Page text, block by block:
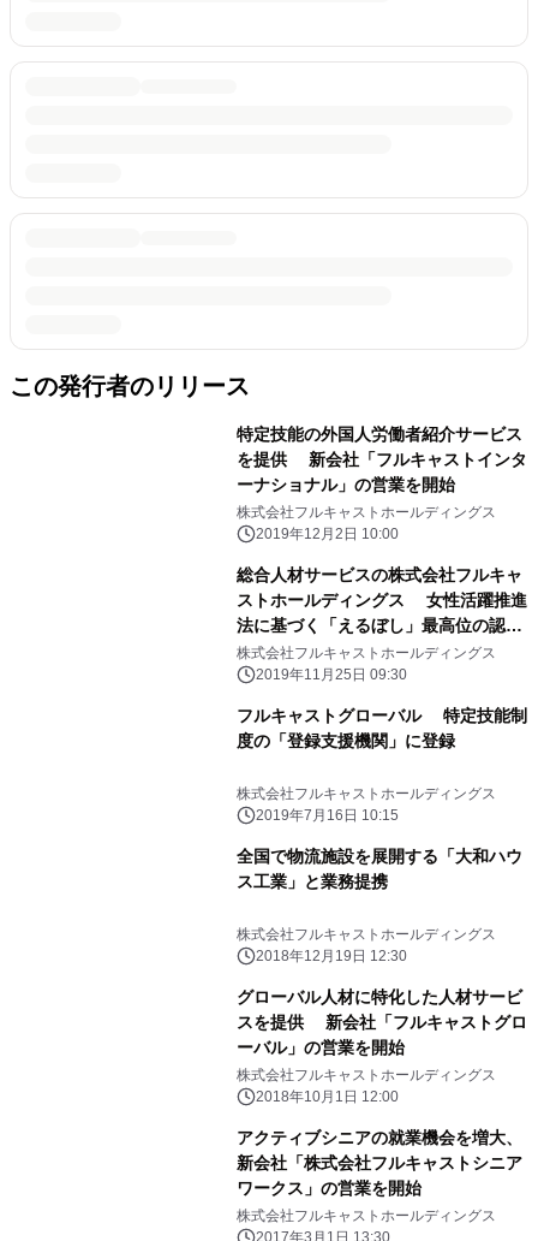
この発行者のリリース
特定技能の外国人労働者紹介サービス
を提供 新会社「フルキャストインタ
ーナショナル」の営業を開始
株式会社フルキャストホールディングス
2019年12月2日 10:00
総合人材サービスの株式会社フルキャ
ストホールディングス 女性活躍推進
法に基づく「えるぼし」最高位の認定
を取得
株式会社フルキャストホールディングス
2019年11月25日 09:30
フルキャストグローバル 特定技能制
度の「登録支援機関」に登録
株式会社フルキャストホールディングス
2019年7月16日 10:15
全国で物流施設を展開する「大和ハウ
ス工業」と業務提携
株式会社フルキャストホールディングス
2018年12月19日 12:30
グローバル人材に特化した人材サービ
スを提供 新会社「フルキャストグロ
ーバル」の営業を開始
株式会社フルキャストホールディングス
2018年10月1日 12:00
アクティブシニアの就業機会を増大、
新会社「株式会社フルキャストシニア
ワークス」の営業を開始
株式会社フルキャストホールディングス
2017年3月1日 13:30